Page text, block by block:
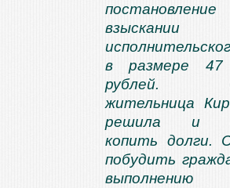
взыскании
в размере 47
рублей.
жительница
решила и
копить долги.
побудить
выполнению